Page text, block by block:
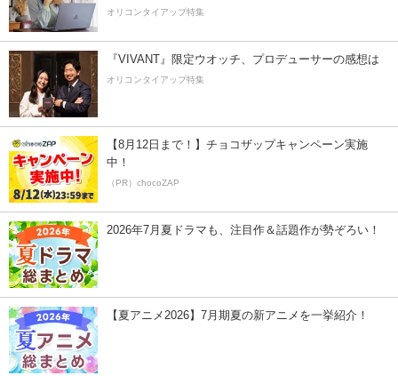
オリコンタイアップ特集
『VIVANT』限定ウオッチ、プロデューサーの感想は
オリコンタイアップ特集
【8月12日まで！】チョコザップキャンペーン実施
中！
（PR）chocoZAP
2026年7月夏ドラマも、注目作＆話題作が勢ぞろい！
【夏アニメ2026】7月期夏の新アニメを一挙紹介！